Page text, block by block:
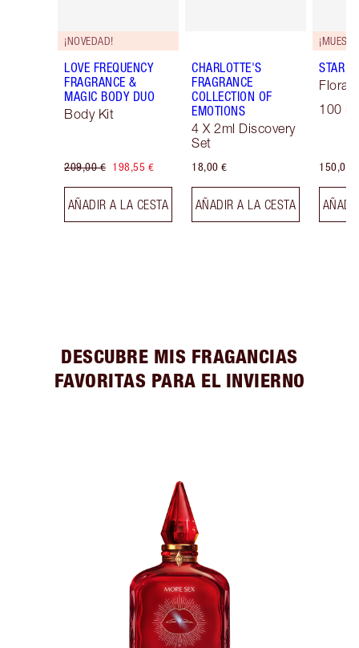
¡NOVEDAD!
LOVE FREQUENCY
FRAGRANCE &
MAGIC BODY DUO
Body Kit
209,00 € 198,55 €
AÑADIR A LA CESTA
CHARLOTTE'S
FRAGRANCE
COLLECTION OF
EMOTIONS
4 X 2ml Discovery
Set
18,00 €
AÑADIR A LA CESTA
STAR
Floral
100
150,00
DESCUBRE MIS FRAGANCIAS
FAVORITAS PARA EL INVIERNO